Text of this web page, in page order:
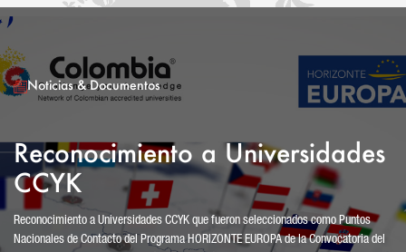
Noticias & Documentos
Reconocimiento a Universidades
CCYK
Reconocimiento a Universidades CCYK que fueron seleccionados como Puntos
Nacionales de Contacto del Programa HORIZONTE EUROPA de la Convocatoria del